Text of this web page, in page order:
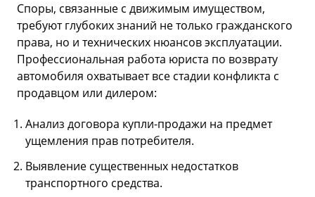
Споры, связанные с движимым имуществом,
требуют глубоких знаний не только гражданского
права, но и технических нюансов эксплуатации.
Профессиональная работа юриста по возврату
автомобиля охватывает все стадии конфликта с
продавцом или дилером:
Анализ договора купли-продажи на предмет
ущемления прав потребителя.
Выявление существенных недостатков
транспортного средства.